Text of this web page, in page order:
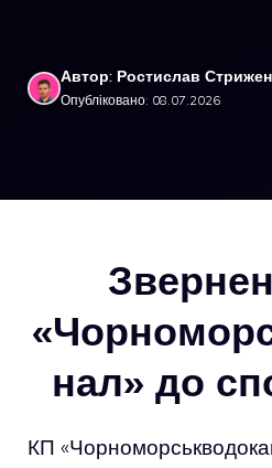
Автор: Ростислав
Опубліковано: 08.07.2026
нал» до
КП